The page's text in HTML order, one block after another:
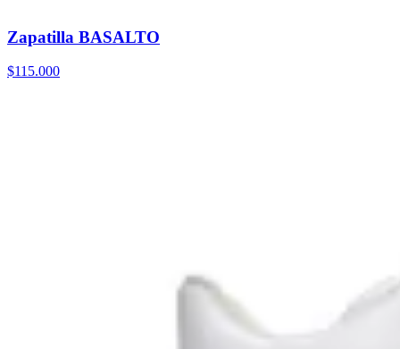
Zapatilla BASALTO
$115.000